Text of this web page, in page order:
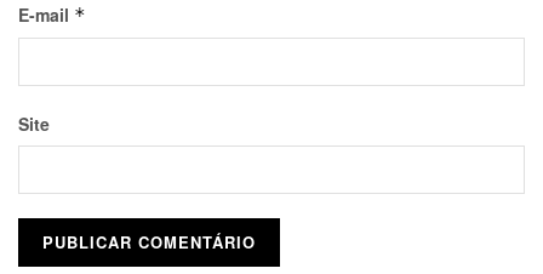
E-mail *
Site